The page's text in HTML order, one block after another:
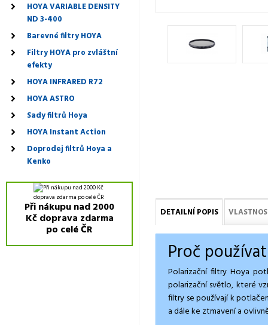
DETAILNÍ POPIS
Proč
Polarizační filtry Hoya
polarizační světlo, které
filtry se používají k
a dále ke ztmavení a
HOYA VARIABLE DENSITY
ND 3-400
Barevné filtry HOYA
Filtry HOYA pro zvláštní
efekty
HOYA INFRARED R72
HOYA ASTRO
Sady filtrů Hoya
HOYA Instant Action
Doprodej filtrů Hoya a
Kenko
Při nákupu nad 2000
Kč doprava zdarma
po celé ČR